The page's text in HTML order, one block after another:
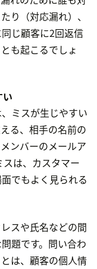
り（対応漏れ）、
じ顧客に2回返信
も起こるでしょ
ミスが生じやすい
る、相手の名前の
ンバーのメールア
スは、カスタマー
でもよく見られる
スや氏名などの間
題です。問い合わ
は、顧客の個人情